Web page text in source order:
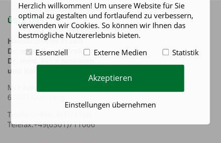
ÜBER UNS
Hausärztliche Praxis
Dr. med. Bernd Brokamp
Dr. med. Felix Brokamp
und Kollegen
Mühlstraße 17-21
67697 Otterberg
Telefon:+49(6301)71100
Telefax:+49(6301)711066
Herzlich willkommen! Um unsere Website für Sie
optimal zu gestalten und fortlaufend zu verbessern,
verwenden wir Cookies. So können wir Ihnen das
bestmögliche Nutzererlebnis bieten.
Essenziell
Externe Medien Statistik
Akzeptieren
Einstellungen übernehmen